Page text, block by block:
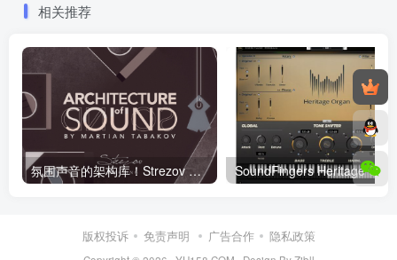
相关推荐
氛围声音的架构库！Strezov Sampling Architecture Of Sound 康泰克音色
版权投诉 免责声明 广告合作 隐私政策